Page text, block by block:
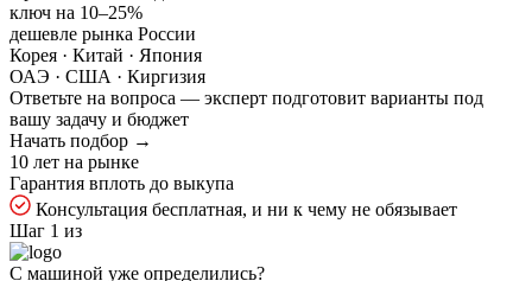
ключ на 10–25%
дешевле рынка России
Корея · Китай · Япония
ОАЭ · США · Киргизия
Ответьте на вопроса — эксперт подготовит варианты под
вашу задачу и бюджет
Начать подбор →
10 лет на рынке
Гарантия вплоть до выкупа
Консультация бесплатная, и ни к чему не обязывает
Шаг 1 из
С машиной уже определились?